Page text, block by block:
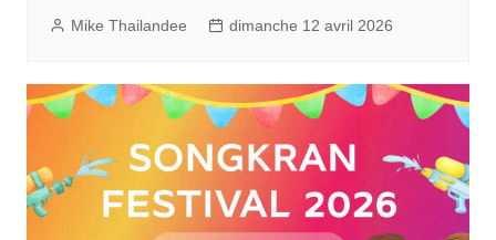
Mike Thailandee dimanche 12 avril 2026